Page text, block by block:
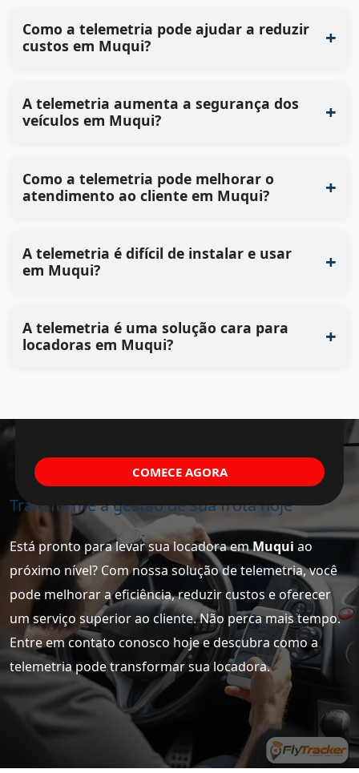
Como a telemetria pode ajudar a reduzir
custos em Muqui?
A telemetria aumenta a segurança dos
veículos em Muqui?
Como a telemetria pode melhorar o
atendimento ao cliente em Muqui?
A telemetria é difícil de instalar e usar
em Muqui?
A telemetria é uma solução cara para
locadoras em Muqui?
Transforme a gestão de sua frota hoje
Está pronto para levar sua locadora emMuqui ao
próximo nível? Com nossa solução de telemetria, você
pode melhorar a eficiência, reduzir custos e oferecer
um serviço superior ao cliente. Não perca mais tempo.
Entre em contato conosco hoje e descubra como a
telemetria pode transformar sua locadora.
COMECE AGORA